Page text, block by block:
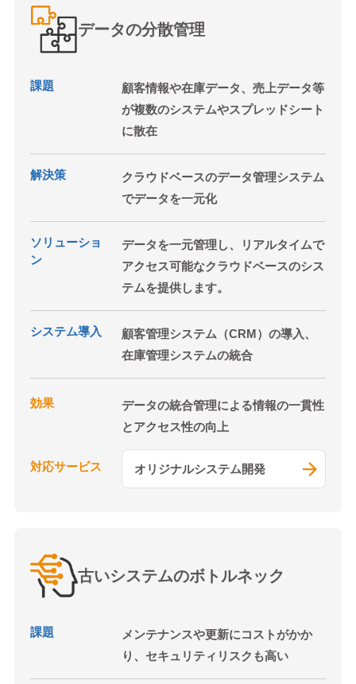
データの分散管理
課題
顧客情報や在庫データ、売上データ等
が複数のシステムやスプレッドシート
に散在
解決策
クラウドベースのデータ管理システム
でデータを一元化
ソリューショ
ン
データを一元管理し、リアルタイムで
アクセス可能なクラウドベースのシス
テムを提供します。
システム導入
顧客管理システム（CRM）の導入、
在庫管理システムの統合
効果
データの統合管理による情報の一貫性
とアクセス性の向上
対応サービス オリジナルシステム開発
古いシステムのボトルネック
課題
メンテナンスや更新にコストがかか
り、セキュリティリスクも高い